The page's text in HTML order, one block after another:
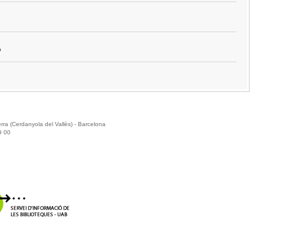
(Cerdanyola del Vallès) - Barcelona
00